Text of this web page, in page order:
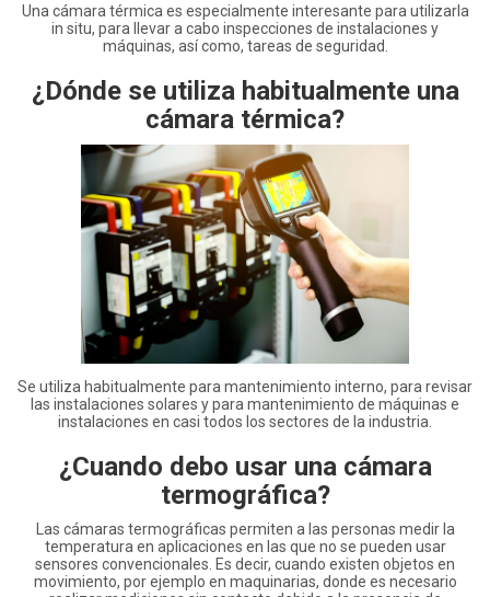
Una cámara térmica es especialmente interesante para utilizarla
in situ, para llevar a cabo inspecciones de instalaciones y
máquinas, así como, tareas de seguridad.
¿Dónde se utiliza habitualmente una
cámara térmica?
Se utiliza habitualmente para mantenimiento interno, para revisar
las instalaciones solares y para mantenimiento de máquinas e
instalaciones en casi todos los sectores de la industria.
¿Cuando debo usar una cámara
termográfica?
Las cámaras termográficas permiten a las personas medir la
temperatura en aplicaciones en las que no se pueden usar
sensores convencionales. Es decir, cuando existen objetos en
movimiento, por ejemplo en maquinarias, donde es necesario